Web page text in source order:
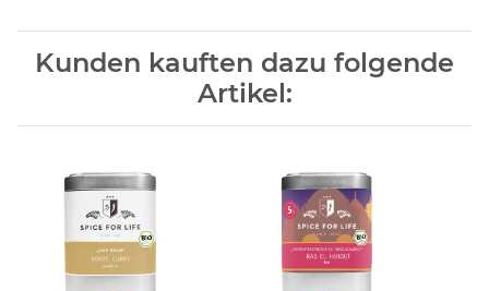
Kunden kauften dazu folgende
Artikel: